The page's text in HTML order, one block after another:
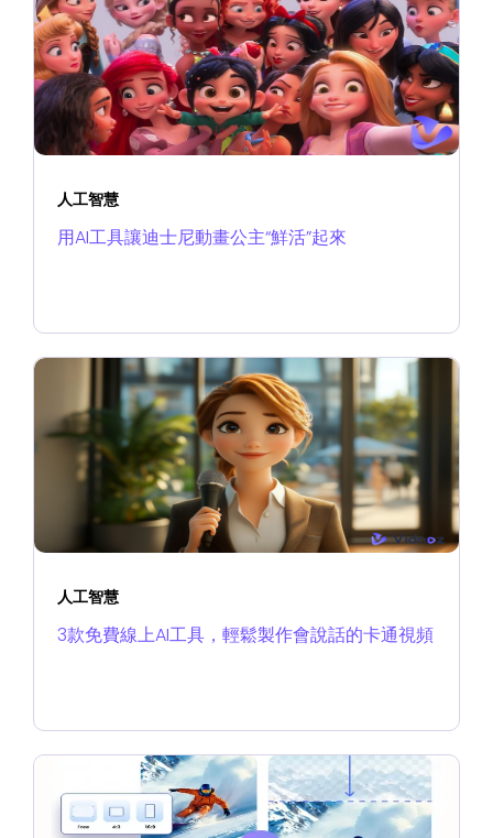
人工智慧
用AI工具讓迪士尼動畫公主“鮮活”起來
人工智慧
3款免費線上AI工具，輕鬆製作會說話的卡通視頻